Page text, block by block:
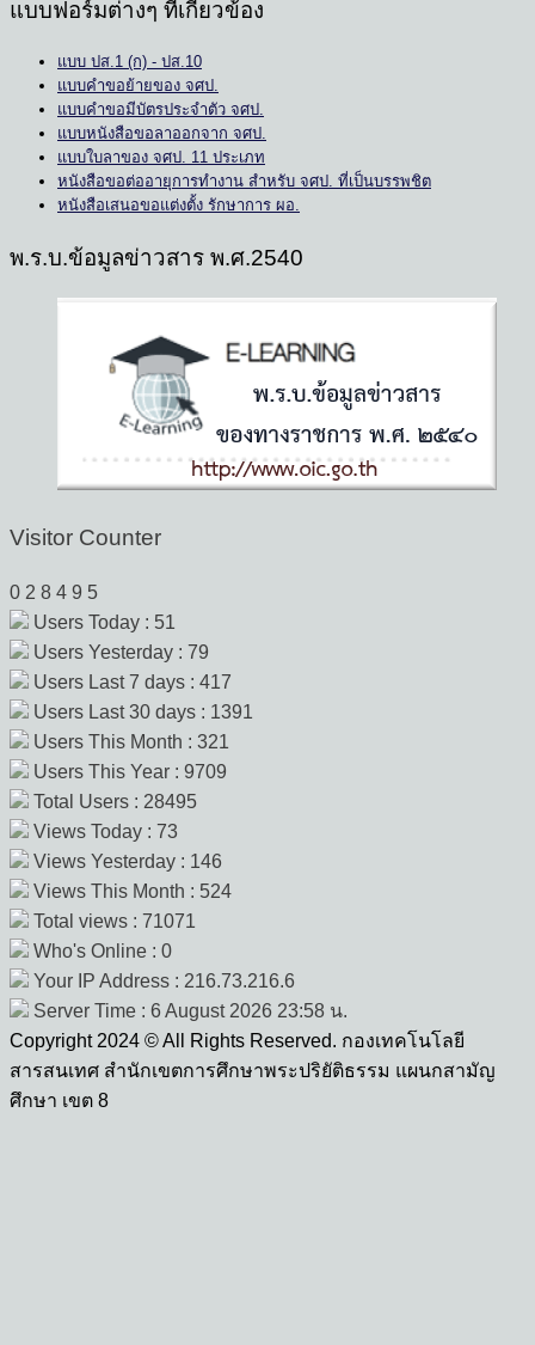
แบบฟอร์มต่างๆ ที่เกี่ยวข้อง
แบบ ปส.1 (ก) - ปส.10
แบบคำขอย้ายของ จศป.
แบบคำขอมีบัตรประจำตัว จศป.
แบบหนังสือขอลาออกจาก จศป.
แบบใบลาของ จศป. 11 ประเภท
หนังสือขอต่ออายุการทำงาน สำหรับ จศป. ที่เป็นบรรพชิต
หนังสือเสนอขอแต่งตั้ง รักษาการ ผอ.
พ.ร.บ.ข้อมูลข่าวสาร พ.ศ.2540
Visitor Counter
0 2 8 4 9 5
Users Today : 51
Users Yesterday : 79
Users Last 7 days : 417
Users Last 30 days : 1391
Users This Month : 321
Users This Year : 9709
Total Users : 28495
Views Today : 73
Views Yesterday : 146
Views This Month : 524
Total views : 71071
Who's Online : 0
Your IP Address : 216.73.216.6
Server Time : 6 August 2026 23:58 น.
Copyright 2024 © All Rights Reserved. กองเทคโนโลยี
สารสนเทศ สำนักเขตการศึกษาพระปริยัติธรรม แผนกสามัญ
ศึกษา เขต 8